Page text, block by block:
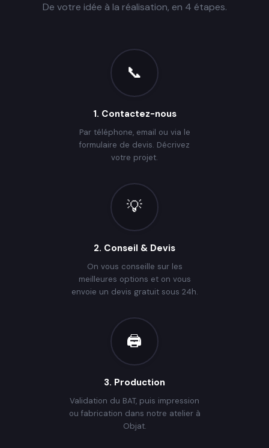
De votre idée à la réalisation, en 4 étapes.
📞
1. Contactez-nous
Par téléphone, email ou via le
formulaire de devis. Décrivez
votre projet.
💡
2. Conseil & Devis
On vous conseille sur les
meilleures options et on vous
envoie un devis gratuit sous 24h.
🖨️
3. Production
Validation du BAT, puis impression
ou fabrication dans notre atelier à
Objat.